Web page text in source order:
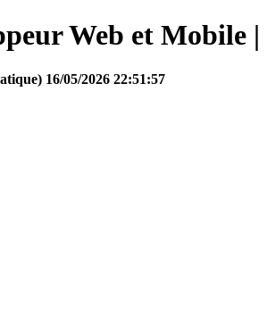
Web et Mobile
16/05/2026 22:51:57